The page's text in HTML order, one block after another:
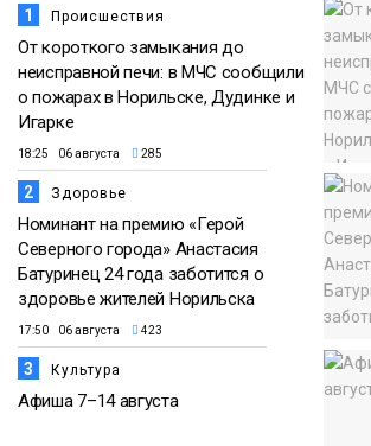
1 Происшествия
От короткого замыкания до
неисправной печи: в МЧС сообщили
о пожарах в Норильске, Дудинке и
Игарке
18:25 06 августа 285
2 Здоровье
Номинант на премию «Герой
Северного города» Анастасия
Батуринец 24 года заботится о
здоровье жителей Норильска
17:50 06 августа 423
3 Культура
Афиша 7–14 августа